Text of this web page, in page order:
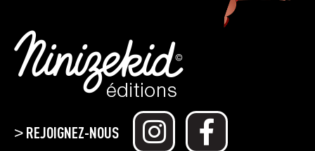
>REJOIGNEZ-NOUS